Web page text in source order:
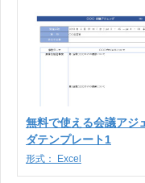
無料で使える会議アジ
ダテンプレート1
形式： Excel